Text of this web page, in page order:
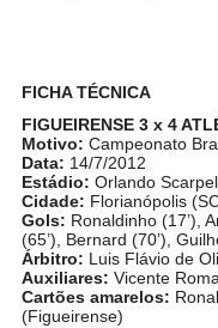
FICHA TÉCNICA
FIGUEIRENSE 3 x 4
Motivo: Campeonato
Data: 14/7/2012
Estádio: Orlando
Cidade: Florianópolis
Gols: Ronaldinho (17’),
(65’), Bernard (70’),
Árbitro: Luis Flávio de
Auxiliares: Vicente
Cartões amarelos:
(Figueirense)